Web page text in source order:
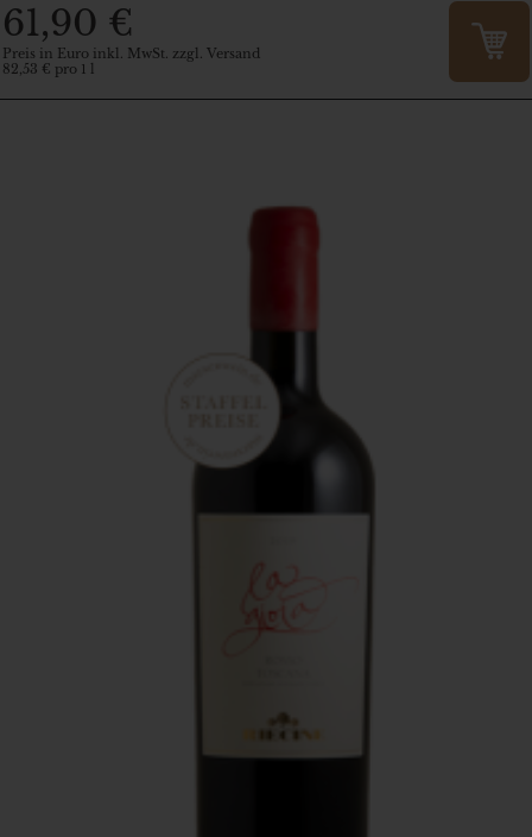
61,90 €
Preis in Euro inkl. MwSt. zzgl. Versand
82,53 € pro 1 l